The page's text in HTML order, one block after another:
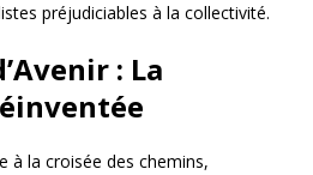
préjudiciables à la collectivité.
: La
à la croisée des chemins,